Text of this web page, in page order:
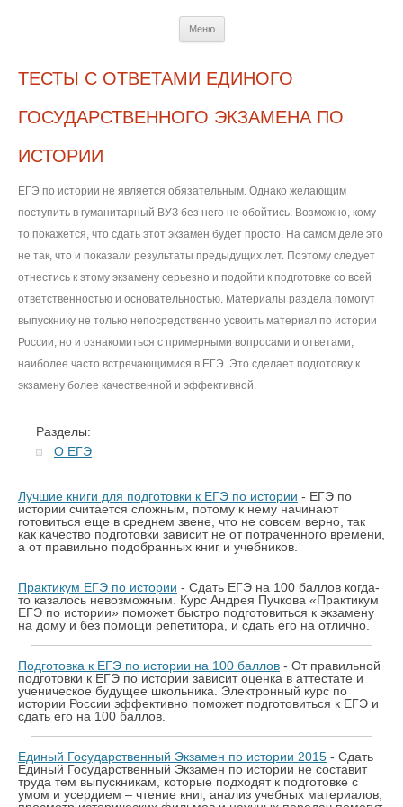
Меню
ТЕСТЫ С ОТВЕТАМИ ЕДИНОГО
ГОСУДАРСТВЕННОГО ЭКЗАМЕНА ПО
ИСТОРИИ
ЕГЭ по истории не является обязательным. Однако желающим
поступить в гуманитарный ВУЗ без него не обойтись. Возможно, кому-
то покажется, что сдать этот экзамен будет просто. На самом деле это
не так, что и показали результаты предыдущих лет. Поэтому следует
отнестись к этому экзамену серьезно и подойти к подготовке со всей
ответственностью и основательностью. Материалы раздела помогут
выпускнику не только непосредственно усвоить материал по истории
России, но и ознакомиться с примерными вопросами и ответами,
наиболее часто встречающимися в ЕГЭ. Это сделает подготовку к
экзамену более качественной и эффективной.
Разделы:
О ЕГЭ
Лучшие книги для подготовки к ЕГЭ по истории - ЕГЭ по
истории считается сложным, потому к нему начинают
готовиться еще в среднем звене, что не совсем верно, так
как качество подготовки зависит не от потраченного времени,
а от правильно подобранных книг и учебников.
Практикум ЕГЭ по истории - Сдать ЕГЭ на 100 баллов когда-
то казалось невозможным. Курс Андрея Пучкова «Практикум
ЕГЭ по истории» поможет быстро подготовиться к экзамену
на дому и без помощи репетитора, и сдать его на отлично.
Подготовка к ЕГЭ по истории на 100 баллов - От правильной
подготовки к ЕГЭ по истории зависит оценка в аттестате и
ученическое будущее школьника. Электронный курс по
истории России эффективно поможет подготовиться к ЕГЭ и
сдать его на 100 баллов.
Единый Государственный Экзамен по истории 2015 - Сдать
Единый Государственный Экзамен по истории не составит
труда тем выпускникам, которые подходят к подготовке с
умом и усердием – чтение книг, анализ учебных материалов,